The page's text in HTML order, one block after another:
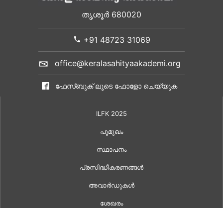
തൃശൂർ 680020
+91 48723 31069
office@keralasahityaakademi.org
ഫേസ്ബുക് ലൂടെ ഫോളോ ചെയ്യുക
ILFK 2025
പൂമുഖം
സ്ഥാപനം
പ്രസിദ്ധീകരണങ്ങൾ
അവാർഡുകൾ
ശേഖരം